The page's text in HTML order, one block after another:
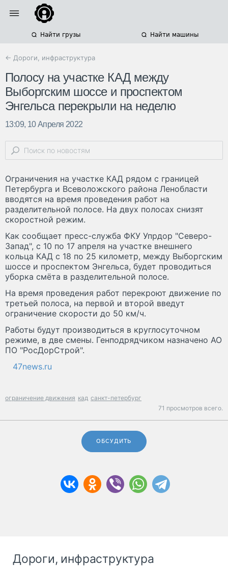
Найти грузы Найти машины
← Дороги, инфраструктура
Полосу на участке КАД между
Выборгским шоссе и проспектом
Энгельса перекрыли на неделю
13:09, 10 Апреля 2022
Ограничения на участке КАД рядом с границей
Петербурга и Всеволожского района Ленобласти
вводятся на время проведения работ на
разделительной полосе. На двух полосах снизят
скоростной режим.
Как сообщает пресс-служба ФКУ Упрдор "Северо-
Запад", с 10 по 17 апреля на участке внешнего
кольца КАД с 18 по 25 километр, между Выборгским
шоссе и проспектом Энгельса, будет проводиться
уборка смёта в разделительной полосе.
На время проведения работ перекроют движение по
третьей полоса, на первой и второй введут
ограничение скорости до 50 км/ч.
Работы будут производиться в круглосуточном
режиме, в две смены. Генподрядчиком назначено АО
ПО "РосДорСтрой".
47news.ru
ограничение движения кад санкт-петербург
71 просмотров всего.
ОБСУДИТЬ
Дороги, инфраструктура